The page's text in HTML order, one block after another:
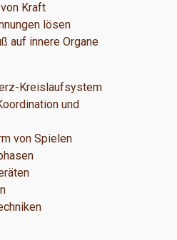
Kraft
lösen
auf innere Organe
Kreislaufsystem
und
von Spielen